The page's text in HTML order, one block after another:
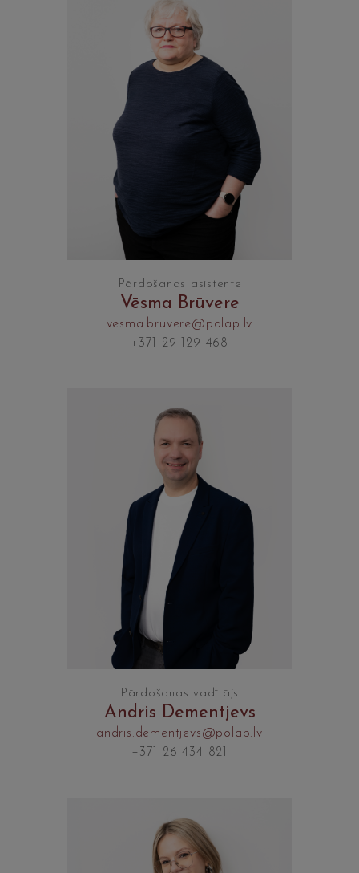
Pārdošanas asistente
Vēsma Brūvere
vesma.bruvere@polap.lv
+371 29 129 468
Pārdošanas vadītājs
Andris Dementjevs
andris.dementjevs@polap.lv
+371 26 434 821